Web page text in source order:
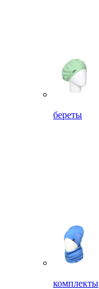
береты
комплекты